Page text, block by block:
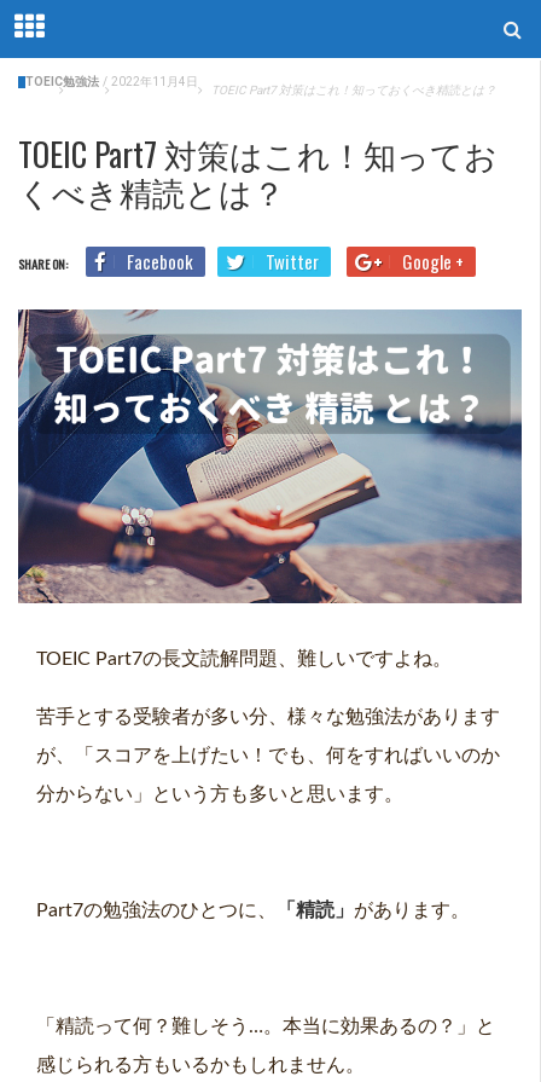
Home Blog TOEIC勉強法 TOEIC Part7 対策はこれ！知っておくべき精読とは？
TOEIC勉強法 / 2022年11月4日
TOEIC Part7 対策はこれ！知ってお
くべき精読とは？
SHARE ON: Facebook Twitter Google +
TOEIC Part7の長文読解問題、難しいですよね。
苦手とする受験者が多い分、様々な勉強法があります
が、「スコアを上げたい！でも、何をすればいいのか
分からない」という方も多いと思います。
Part7の勉強法のひとつに、 「精読」 があります。
「精読って何？難しそう…。本当に効果あるの？」と
感じられる方もいるかもしれません。